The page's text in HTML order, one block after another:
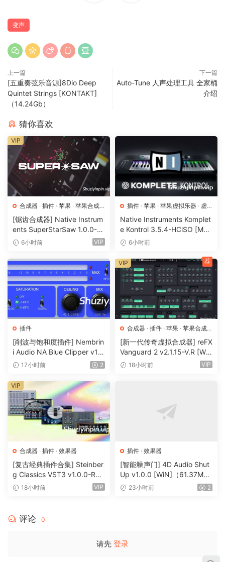
变声
上一篇
[五重奏弦乐音源]8Dio Deep
Quintet Strings [KONTAKT]
（14.24Gb）
下一篇
Auto-Tune 人声处理工具 全家桶
介绍
猜你喜欢
合成器 · 插件 · 苹果 · 苹果合成
器
[锯齿合成器] Native Instrum
ents SuperStarSaw 1.0.0-H
CiSO [MacOSX]（182.43M
6小时前 VIP
VIP
插件 · 苹果 · 苹果虚拟乐器 · 虚
拟乐器
Native Instruments Komplet
e Kontrol 3.5.4-HCiSO [Mac
OSX]（ 823.17MB）
6小时前
插件
[削波与饱和度插件] Nembrin
i Audio NA Blue Clipper v1.
0.1 Incl Keygen-R2R [WiN]
17小时前 2
合成器 · 插件 · 苹果 · 苹果合成
器
[新一代传奇虚拟合成器] reFX
Vanguard 2 v2.1.15-V.R [Wi
N, MacOSX]（184MB+240
18小时前 VIP
VIP 荐
合成器 · 插件 · 效果器
[复古经典插件合集] Steinber
g Classics VST3 v1.0.0-R2R
[WiN]（27.9MB）
18小时前 VIP
VIP
插件 · 效果器
[智能噪声门] 4D Audio Shut
Up v1.0.0 [WiN]（61.37M
B）23小时前 2
评论 0
请先 登录